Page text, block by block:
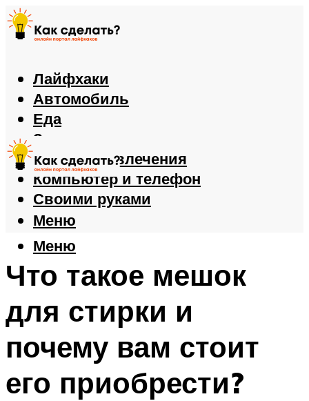
Лайфхаки
Автомобиль
Еда
Здоровье
Игры и развлечения
Компьютер и телефон
Своими руками
Меню
Меню
Что такое мешок
для стирки и
почему вам стоит
его приобрести?